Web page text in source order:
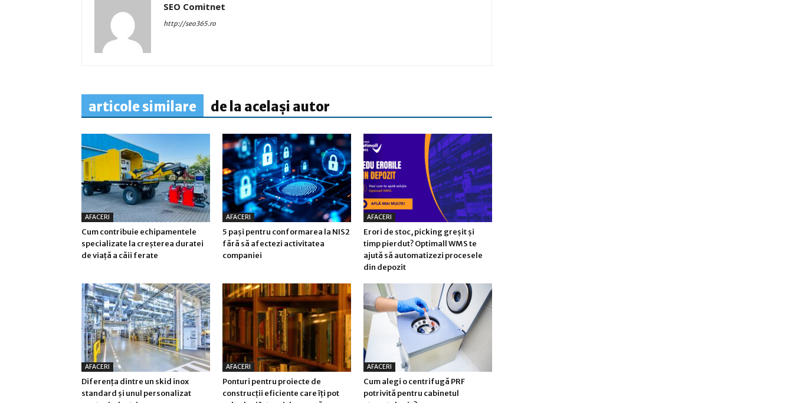
SEO Comitnet
http://seo365.ro
articole similare de la același autor
AFACERI
Cum contribuie echipamentele
specializate la creșterea duratei
de viață a căii ferate
AFACERI
5 pași pentru conformarea la NIS2
fără să afectezi activitatea
companiei
AFACERI
Erori de stoc, picking greșit și
timp pierdut? Optimall WMS te
ajută să automatizezi procesele
din depozit
AFACERI
Diferența dintre un skid inox
standard și unul personalizat
AFACERI
Ponturi pentru proiecte de
construcții eficiente care îți pot
AFACERI
Cum alegi o centrifugă PRF
potrivită pentru cabinetul